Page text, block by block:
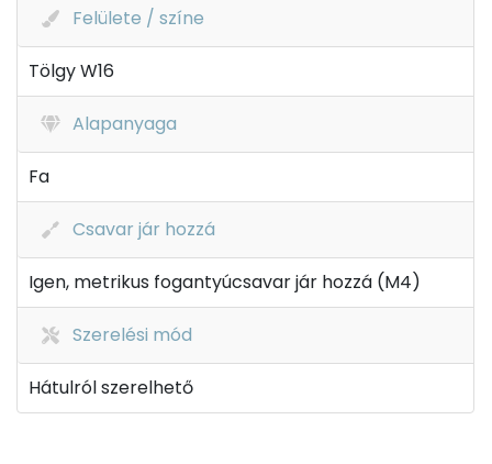
Felülete / színe
Tölgy W16
Alapanyaga
Fa
Csavar jár hozzá
Igen, metrikus fogantyúcsavar jár hozzá (M4)
Szerelési mód
Hátulról szerelhető